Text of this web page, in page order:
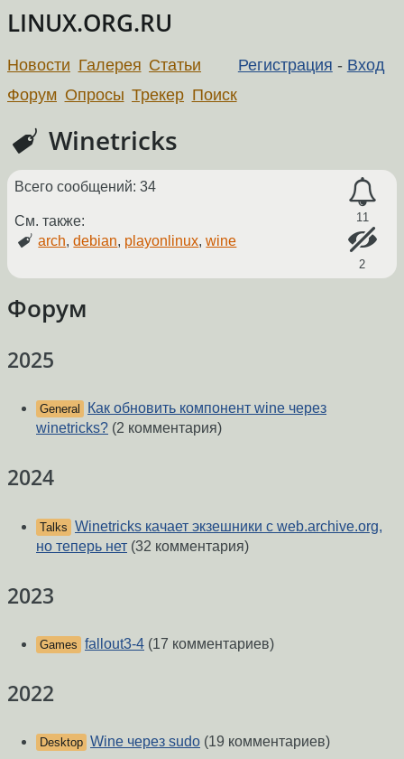
LINUX.ORG.RU
Регистрация - Вход
Новости Галерея Статьи
Форум Опросы Трекер Поиск
Winetricks
11
2
Всего сообщений: 34
См. также:
arch,debian, playonlinux,wine
Форум
2025
General
Как обновить компонент wine через
winetricks? (2 комментария)
2024
Talks Winetricks качает экзешники с web.archive.org,
но теперь нет (32 комментария)
2023
Games fallout3-4 (17 комментариев)
2022
Desktop Wine через sudo (19 комментариев)